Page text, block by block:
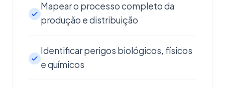
Mapear o processo completo da
produção e distribuição
Identificar perigos biológicos, físicos
e químicos